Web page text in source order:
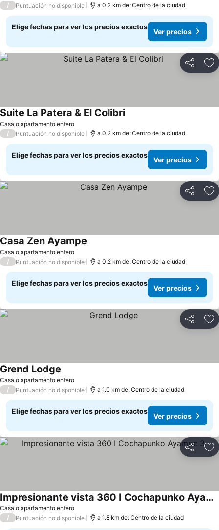
/ Puntuación no disponible a 0.2 km de: Centro de la ciudad
Elige fechas para ver los precios exactos
Ver precios
Compartir
Casa o apartamento entero
Suite La Patera & El Colibri
/ Puntuación no disponible a 0.2 km de: Centro de la ciudad
Elige fechas para ver los precios exactos
Ver precios
Compartir
Casa o apartamento entero
Casa Zen Ayampe
/ Puntuación no disponible a 0.2 km de: Centro de la ciudad
Elige fechas para ver los precios exactos
Ver precios
Compartir
Casa o apartamento entero
Grend Lodge
/ Puntuación no disponible a 1.0 km de: Centro de la ciudad
Elige fechas para ver los precios exactos
Ver precios
Compartir
Casa o apartamento entero
Impresionante vista 360 I Cochapunko Ayampe 3
/ Puntuación no disponible a 1.8 km de: Centro de la ciudad